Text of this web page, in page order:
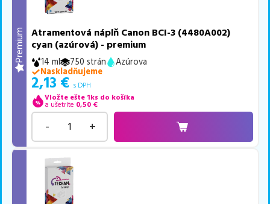
Premium
Atramentová náplň Canon BCI-3 (4480A002)
cyan (azúrová) - premium
14 ml 750 strán
Azúrova
Naskladňujeme
2,13 € s DPH
Vložte ešte 1ks do košíka
a ušetríte 0,50 €
- +